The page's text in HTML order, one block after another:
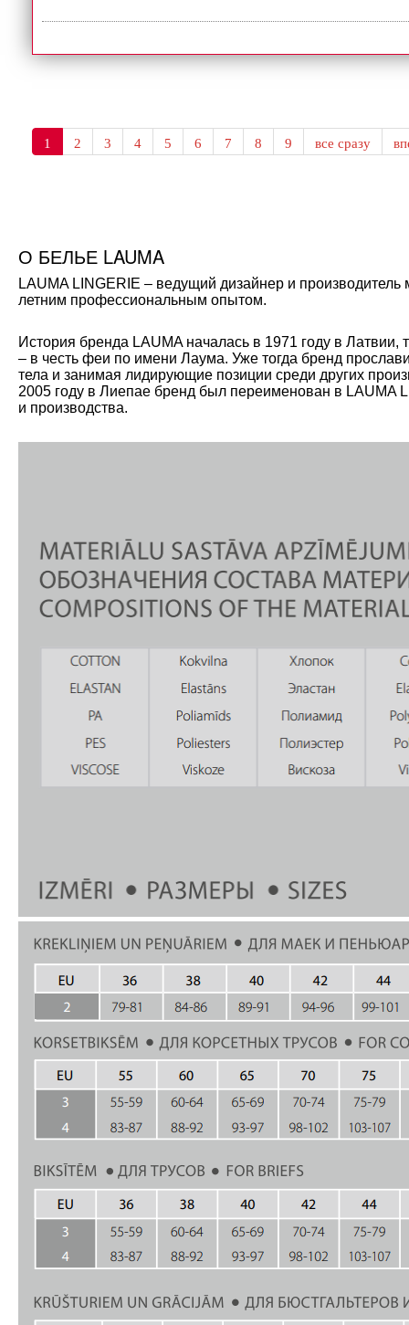
1 2 3 4 5 6 7 8 9 все сразу
О БЕЛЬЕ LAUMA
LAUMA LINGERIE – ведущий дизайнер и
летним профессиональным опытом.
История бренда LAUMA началась в 1971 году в
– в честь феи по имени Лаума. Уже тогда бренд
тела и занимая лидирующие позиции среди других
2005 году в Лиепае бренд был переименован в LAUMA
и производства.